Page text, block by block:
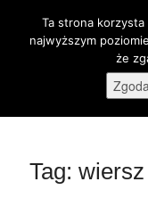
Otwórz
ZAPRASZAMY
Tag:wiersz
Ta strona korzysta
najwyższym
że